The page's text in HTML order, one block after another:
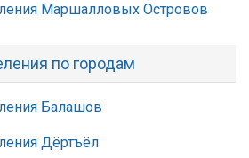
Маршалловых Островов
по городам
Балашов
Дёртъёл